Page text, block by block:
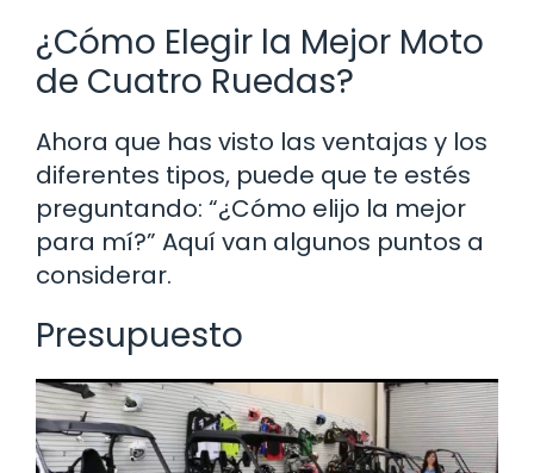
¿Cómo Elegir la Mejor Moto
de Cuatro Ruedas?
Ahora que has visto las ventajas y los
diferentes tipos, puede que te estés
preguntando: “¿Cómo elijo la mejor
para mí?” Aquí van algunos puntos a
considerar.
Presupuesto